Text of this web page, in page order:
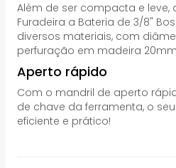
Além de ser compacta e leve,
Furadeira a Bateria de 3/8"
diversos materiais, com
perfuração em madeira
Aperto rápido
Com o mandril de aperto
de chave da ferramenta, o
eficiente e prático!